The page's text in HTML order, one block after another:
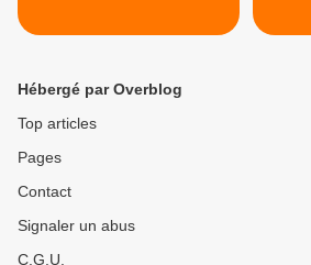
Hébergé par Overblog
Top articles
Pages
Contact
Signaler un abus
C.G.U.